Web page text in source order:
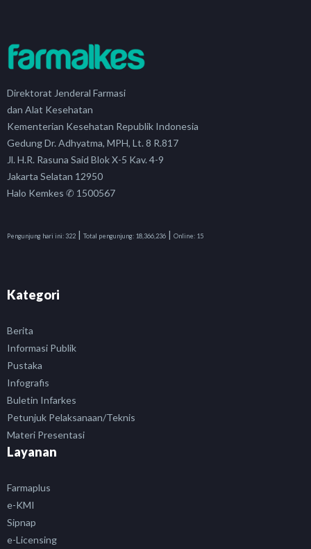
Direktorat Jenderal Farmasi
dan Alat Kesehatan
Kementerian Kesehatan Republik Indonesia
Gedung Dr. Adhyatma, MPH, Lt. 8 R.817
Jl. H.R. Rasuna Said Blok X-5 Kav. 4-9
Jakarta Selatan 12950
Halo Kemkes ✆ 1500567
Pengunjung hari ini: 322 | Total pengunjung: 18,366,236 | Online: 15
Kategori
Berita
Informasi Publik
Pustaka
Infografis
Buletin Infarkes
Petunjuk Pelaksanaan/Teknis
Materi Presentasi
Layanan
Farmaplus
e-KMI
Sipnap
e-Licensing